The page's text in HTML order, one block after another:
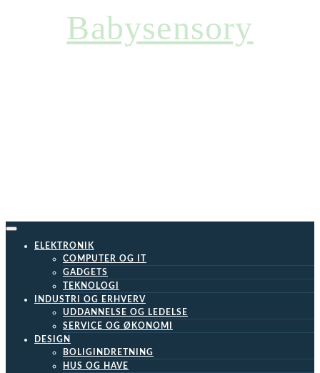
Babysensory
ELEKTRONIK
COMPUTER OG IT
GADGETS
TEKNOLOGI
INDUSTRI OG ERHVERV
UDDANNELSE OG LEDELSE
SERVICE OG ØKONOMI
DESIGN
BOLIGINDRETNING
HUS OG HAVE